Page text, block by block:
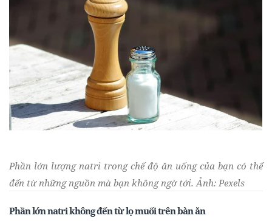
Phần lớn lượng natri trong chế độ ăn uống của bạn có thể
đến từ những nguồn mà bạn không ngờ tới. Ảnh: Pexels
Phần lớn natri không đến từ lọ muối trên bàn ăn